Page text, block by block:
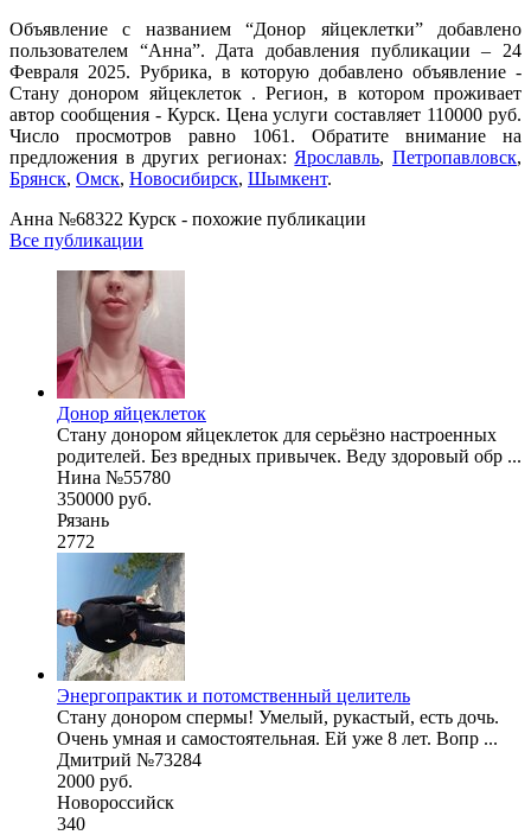
Объявление с названием “Донор яйцеклетки” добавлено
пользователем “Анна”. Дата добавления публикации – 24
Февраля 2025. Рубрика, в которую добавлено объявление -
Стану донором яйцеклеток . Регион, в котором проживает
автор сообщения - Курск. Цена услуги составляет 110000 руб.
Число просмотров равно 1061. Обратите внимание на
предложения в других регионах: Ярославль,Петропавловск,
Брянск, Омск, Новосибирск, Шымкент.
Анна №68322 Курск - похожие публикации
Все публикации
Донор яйцеклеток
Стану донором яйцеклеток для серьёзно настроенных
родителей. Без вредных привычек. Веду здоровый обр ...
Нина №55780
350000 руб.
Рязань
2772
Энергопрактик и потомственный целитель
Стану донором спермы! Умелый, рукастый, есть дочь.
Очень умная и самостоятельная. Ей уже 8 лет. Вопр ...
Дмитрий №73284
2000 руб.
Новороссийск
340